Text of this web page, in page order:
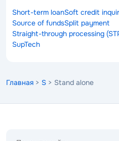
Short-term loanSoft credit
Source of fundsSplit payment
Straight-through processing
SupTech
Главная > S > Stand alone